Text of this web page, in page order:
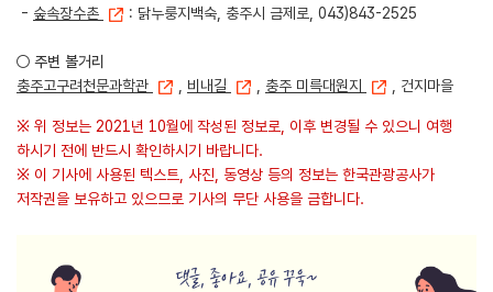
- 숲속장수촌 : 닭누룽지백숙, 충주시 금제로, 043)843-2525
○ 주변 볼거리
충주고구려천문과학관
, 비내길 , 충주 미륵대원지 , 건지마을
※ 위 정보는 2021년 10월에 작성된 정보로, 이후 변경될 수 있으니 여행
하시기 전에 반드시 확인하시기 바랍니다.
※ 이 기사에 사용된 텍스트, 사진, 동영상 등의 정보는 한국관광공사가
저작권을 보유하고 있으므로 기사의 무단 사용을 금합니다.